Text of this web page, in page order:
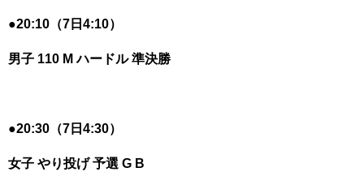
●20:10（7日4:10）
男子 110 M ハードル 準決勝
●20:30（7日4:30）
女子 やり投げ 予選 G B